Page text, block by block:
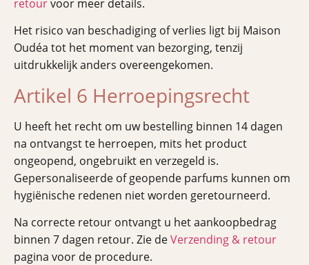
retourvoor meer details.
Het risico van beschadiging of verlies ligt bij Maison
Oudéa tot het moment van bezorging, tenzij
uitdrukkelijk anders overeengekomen.
Artikel 6 Herroepingsrecht
U heeft het recht om uw bestelling binnen 14 dagen
na ontvangst te herroepen, mits het product
ongeopend, ongebruikt en verzegeld is.
Gepersonaliseerde of geopende parfums kunnen om
hygiënische redenen niet worden geretourneerd.
Na correcte retour ontvangt u het aankoopbedrag
binnen 7 dagen retour. Zie deVerzending & retour
pagina voor de procedure.